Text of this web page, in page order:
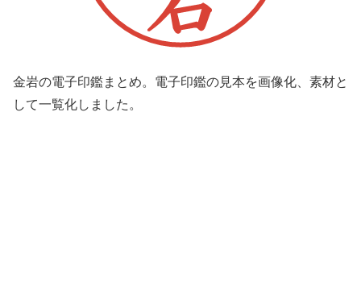
金岩の電子印鑑まとめ。電子印鑑の見本を画像化、素材と
して一覧化しました。